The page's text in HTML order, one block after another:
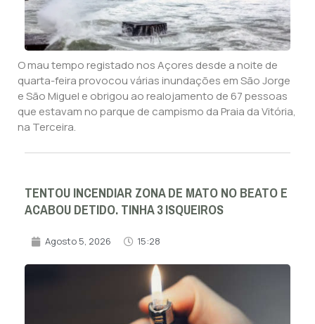
O mau tempo registado nos Açores desde a noite de
quarta-feira provocou várias inundações em São Jorge
e São Miguel e obrigou ao realojamento de 67 pessoas
que estavam no parque de campismo da Praia da Vitória,
na Terceira.
TENTOU INCENDIAR ZONA DE MATO NO BEATO E
ACABOU DETIDO. TINHA 3 ISQUEIROS
Agosto 5, 2026 15:28